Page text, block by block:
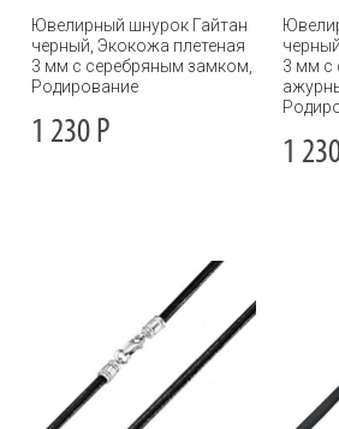
Ювелирный шнурок Гайтан
черный, Экокожа плетеная
3 мм с серебряным замком,
Родирование
1 230 Р
3 мм с
1